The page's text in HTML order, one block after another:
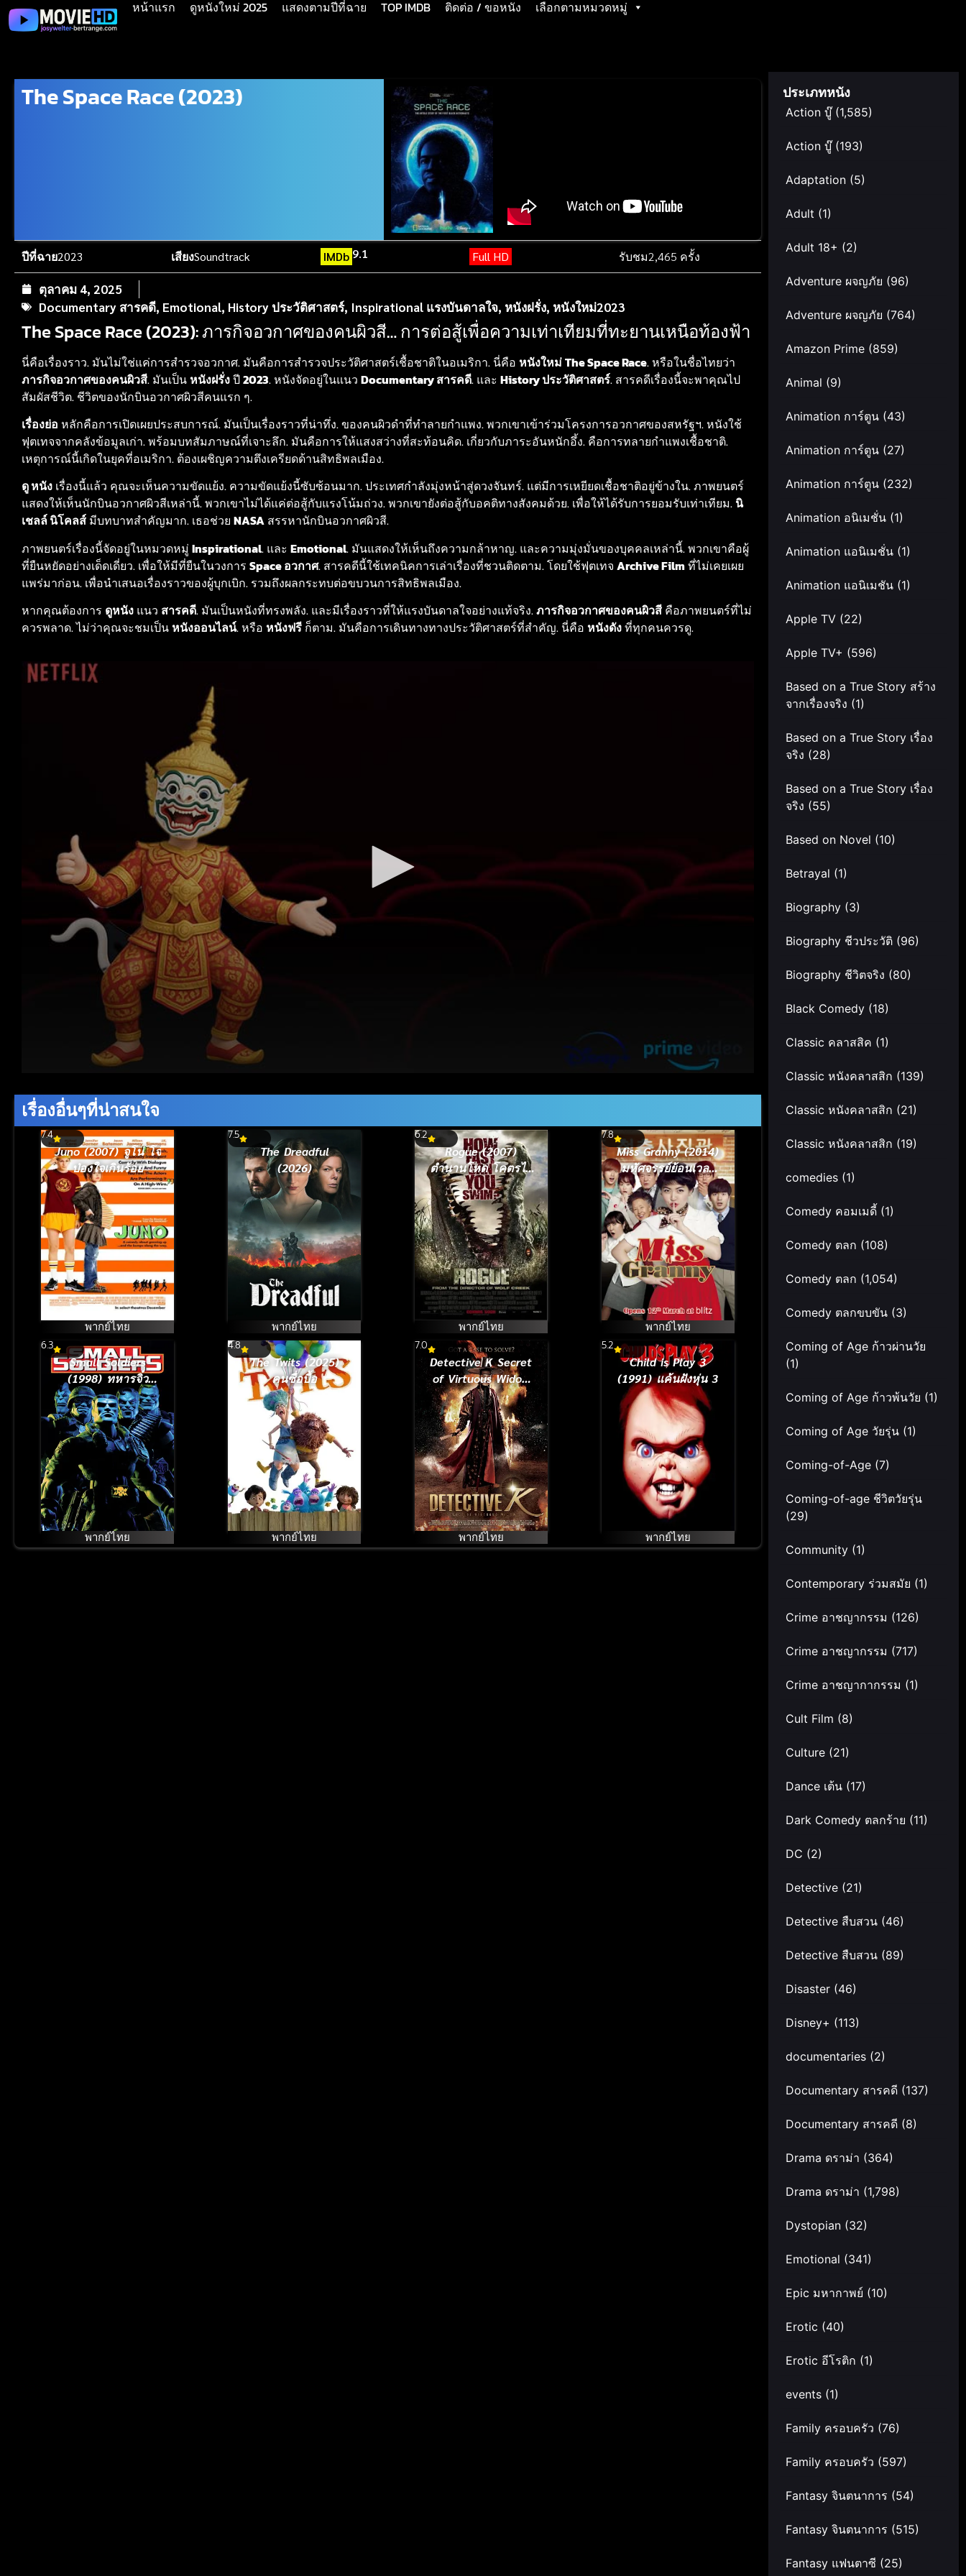
หน้าแรก ดูหนังใหม่ 2025 แสดงตามปีที่ฉาย TOP IMDB ติดต่อ / ขอหนัง เลือกตามหมวดหมู่
The Space Race (2023)
ปีที่ฉาย2023 เสียงSoundtrack IMDb9.1 Full HD รับชม2,465 ครั้ง
ตุลาคม 4, 2025
Documentary สารคดี, Emotional, History ประวัติศาสตร์, Inspirational แรงบันดาลใจ, หนังฝรั่ง, หนังใหม่2023
The Space Race (2023): ภารกิจอวกาศของคนผิวสี… การต่อสู้เพื่อความเท่าเทียมที่ทะยานเหนือท้องฟ้า
นี่คือเรื่องราว. มันไม่ใช่แค่การสำรวจอวกาศ. มันคือการสำรวจประวัติศาสตร์เชื้อชาติในอเมริกา. นี่คือ หนังใหม่The Space Race. หรือในชื่อไทยว่า
ภารกิจอวกาศของคนผิวสี. มันเป็น หนังฝรั่งปี2023. หนังจัดอยู่ในแนว Documentary สารคดี. และ History ประวัติศาสตร์. สารคดีเรื่องนี้จะพาคุณไป
สัมผัสชีวิต. ชีวิตของนักบินอวกาศผิวสีคนแรก ๆ.
เรื่องย่อ หลักคือการเปิดเผยประสบการณ์. มันเป็นเรื่องราวที่น่าทึ่ง. ของคนผิวดำที่ทำลายกำแพง. พวกเขาเข้าร่วมโครงการอวกาศของสหรัฐฯ. หนังใช้
ฟุตเทจจากคลังข้อมูลเก่า. พร้อมบทสัมภาษณ์ที่เจาะลึก. มันคือการให้แสงสว่างที่สะท้อนคิด. เกี่ยวกับภาระอันหนักอึ้ง. คือการทลายกำแพงเชื้อชาติ.
เหตุการณ์นี้เกิดในยุคที่อเมริกา. ต้องเผชิญความตึงเครียดด้านสิทธิพลเมือง.
ดู หนัง เรื่องนี้แล้ว คุณจะเห็นความขัดแย้ง. ความขัดแย้งนี้ซับซ้อนมาก. ประเทศกำลังมุ่งหน้าสู่ดวงจันทร์. แต่มีการเหยียดเชื้อชาติอยู่ข้างใน. ภาพยนตร์
แสดงให้เห็นนักบินอวกาศผิวสีเหล่านี้. พวกเขาไม่ได้แค่ต่อสู้กับแรงโน้มถ่วง. พวกเขายังต่อสู้กับอคติทางสังคมด้วย. เพื่อให้ได้รับการยอมรับเท่าเทียม. นิ
เชลล์ นิโคลส์ มีบทบาทสำคัญมาก. เธอช่วย NASA สรรหานักบินอวกาศผิวสี.
ภาพยนตร์เรื่องนี้จัดอยู่ในหมวดหมู่ Inspirational. และ Emotional. มันแสดงให้เห็นถึงความกล้าหาญ. และความมุ่งมั่นของบุคคลเหล่านี้. พวกเขาคือผู้
ที่ยืนหยัดอย่างเด็ดเดี่ยว. เพื่อให้มีที่ยืนในวงการ Space อวกาศ. สารคดีนี้ใช้เทคนิคการเล่าเรื่องที่ชวนติดตาม. โดยใช้ฟุตเทจ Archive Filmที่ไม่เคยเผย
แพร่มาก่อน. เพื่อนำเสนอเรื่องราวของผู้บุกเบิก. รวมถึงผลกระทบต่อขบวนการสิทธิพลเมือง.
หากคุณต้องการ ดูหนัง แนว สารคดี. มันเป็นหนังที่ทรงพลัง. และมีเรื่องราวที่ให้แรงบันดาลใจอย่างแท้จริง.ภารกิจอวกาศของคนผิวสี คือภาพยนตร์ที่ไม่
ควรพลาด. ไม่ว่าคุณจะชมเป็น หนังออนไลน์. หรือ หนังฟรี ก็ตาม. มันคือการเดินทางทางประวัติศาสตร์ที่สำคัญ. นี่คือ หนังดังที่ทุกคนควรดู.
เรื่องอื่นๆที่น่าสนใจ
7.4
Juno (2007) จูโน่ โจ๋
ป่องใจเกินร้อย
พากย์ไทย
7.5
The Dreadful
(2026)
พากย์ไทย
6.2
Rogue (2007)
ตำนานโหด โคตรไอ้
เคี่ยม
พากย์ไทย
7.8
Miss Granny (2014)
มหัศจรรย์ย้อนเวลา
คุณย่าวัยใส
พากย์ไทย
6.3
Small Soldiers
(1998) ทหารจิ๋ว
ไฮเทคโตคับโลก
พากย์ไทย
4.8
The Twits (2025)
คนซื่อบื้อ
พากย์ไทย
7.0
Detective K Secret
of Virtuous Widow
(2011) สืบลับ ตับ
แลบ
พากย์ไทย
5.2
Child is Play 3
(1991) แค้นฝังหุ่น 3
พากย์ไทย
ประเภทหนัง
Action บู๊(1,585)
Action บู๊(193)
Adaptation (5)
Adult (1)
Adult 18+ (2)
Adventure ผจญภัย (96)
Adventure ผจญภัย (764)
Amazon Prime (859)
Animal (9)
Animation การ์ตูน (43)
Animation การ์ตูน (27)
Animation การ์ตูน (232)
Animation อนิเมชั่น (1)
Animation แอนิเมชั่น (1)
Animation แอนิเมชัน (1)
Apple TV (22)
Apple TV+ (596)
Based on a True Story สร้าง
จากเรื่องจริง (1)
Based on a True Story เรื่อง
จริง (28)
Based on a True Story เรื่อง
จริง (55)
Based on Novel (10)
Betrayal (1)
Biography (3)
Biography ชีวประวัติ (96)
Biography ชีวิตจริง (80)
Black Comedy (18)
Classic คลาสสิค (1)
Classic หนังคลาสสิก (139)
Classic หนังคลาสสิก (21)
Classic หนังคลาสสิก (19)
comedies (1)
Comedy คอมเมดี้ (1)
Comedy ตลก (108)
Comedy ตลก (1,054)
Comedy ตลกขบขัน (3)
Coming of Age ก้าวผ่านวัย
(1)
Coming of Age ก้าวพ้นวัย (1)
Coming of Age วัยรุ่น (1)
Coming-of-Age (7)
Coming-of-age ชีวิตวัยรุ่น
(29)
Community (1)
Contemporary ร่วมสมัย (1)
Crime อาชญากรรม (126)
Crime อาชญากรรม (717)
Crime อาชญากากรรม (1)
Cult Film (8)
Culture (21)
Dance เต้น (17)
Dark Comedy ตลกร้าย (11)
DC (2)
Detective (21)
Detective สืบสวน (46)
Detective สืบสวน (89)
Disaster (46)
Disney+ (113)
documentaries (2)
Documentary สารคดี (137)
Documentary สารคดี (8)
Drama ดราม่า (364)
Drama ดราม่า (1,798)
Dystopian (32)
Emotional (341)
Epic มหากาพย์ (10)
Erotic (40)
Erotic อีโรติก (1)
events (1)
Family ครอบครัว (76)
Family ครอบครัว (597)
Fantasy จินตนาการ (54)
Fantasy จินตนาการ (515)
Fantasy แฟนตาซี (25)